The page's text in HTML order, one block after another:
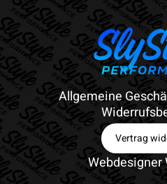
Allgemeine
Vertrag
Webdesigner